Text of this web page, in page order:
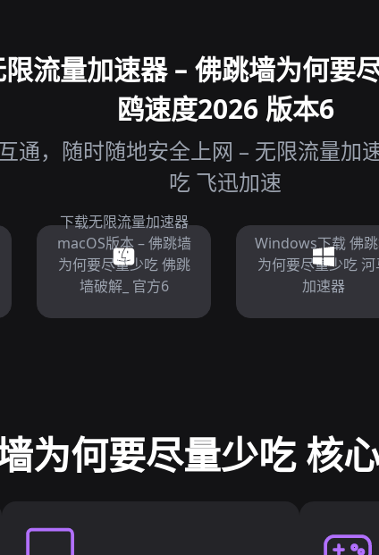
流量加速器 – 佛跳墙为何要
鸥速度2026 版本6
通，随时随地安全上网 – 无限流量加
吃 飞迅加速
下载无限流量加速器
macOS版本 – 佛跳墙
为何要尽量少吃 佛跳
墙破解_ 官方6
Windows下载 佛
为何要尽量少吃 河
加速器
为何要尽量少吃 核